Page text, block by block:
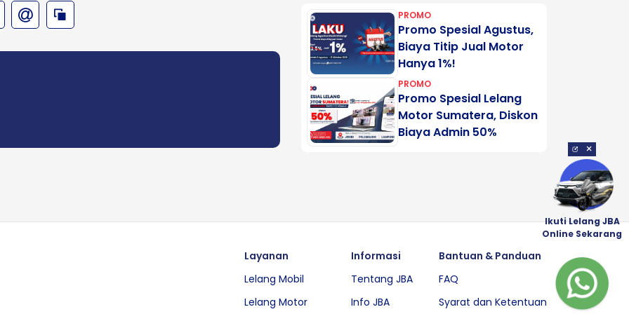
PROMO
Promo Spesial Agustus,
Biaya Titip Jual Motor
Hanya 1%!
PROMO
Promo Spesial Lelang
Motor Sumatera, Diskon
Biaya Admin 50%
Layanan
Lelang Mobil
Lelang Motor
Informasi
Tentang JBA
Info JBA
Bantuan & Panduan
FAQ
Syarat dan Ketentuan
×
Ikuti Lelang JBA
Online Sekarang